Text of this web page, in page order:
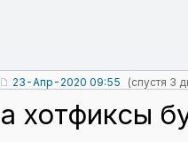
23-Апр-2020 09:55 (спустя 3
а хотфиксы